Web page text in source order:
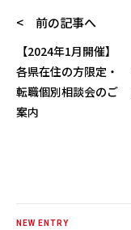
< 前の記事へ
【2024年1月開催】
各県在住の方限定・
転職個別相談会のご
案内
NEW ENTRY